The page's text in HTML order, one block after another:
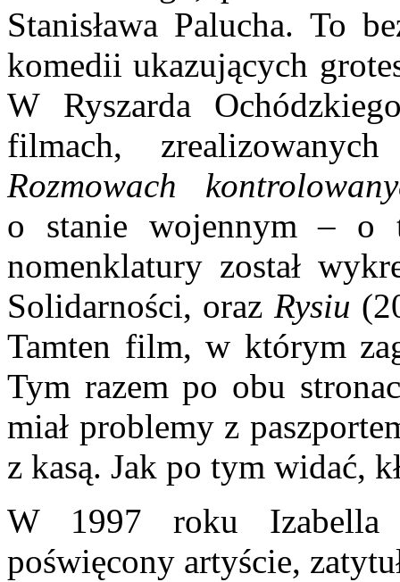
Stanisława Palucha. To
komedii ukazujących
W Ryszarda
filmach,
Rozmowach
o stanie wojennym – o
nomenklatury został
Solidarności, oraz Rysiu
Tamten film, w którym
Tym razem po obu
miał problemy z
z kasą. Jak po tym widać,
W 1997 roku Izabella
poświęcony artyście,